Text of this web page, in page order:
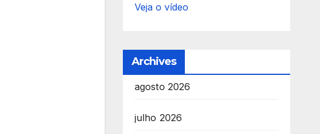
Veja o vídeo
Archives
agosto 2026
julho 2026